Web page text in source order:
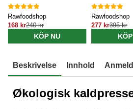
Rawfoodshop
168 kr240 kr
KÖP NU
Rawfoodshop
277 kr395 kr
Beskrivelse Innhold
Økologisk